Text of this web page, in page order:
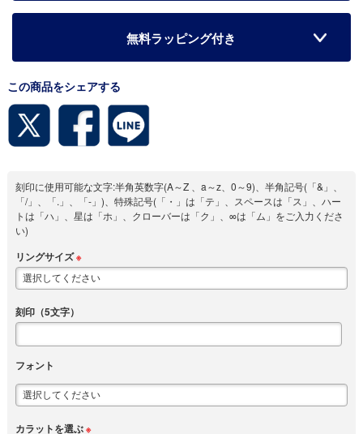
無料ラッピング付き
この商品をシェアする
刻印に使用可能な文字:半角英数字(A～Z 、a～z、0～9)、半角記号(「&」、
「/」、「.」、「-」)、特殊記号(「・」は「テ」、スペースは「ス」、ハー
トは「ハ」、星は「ホ」、クローバーは「ク」、∞は「ム」をご入力くださ
い)
リングサイズ※
刻印（5文字）
フォント
カラットを選ぶ※